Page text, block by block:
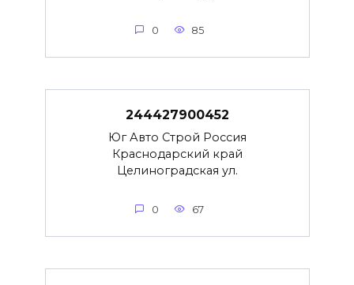
0 85
244427900452
Юг Авто Строй Россия
Краснодарский край
Целиноградская ул.
0 67